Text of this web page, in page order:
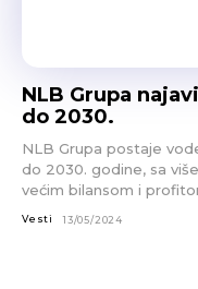
NLB Grupa
do 2030.
NLB Grupa postaje
do 2030. godine, sa
većim bilansom i
Vesti 13/05/2024